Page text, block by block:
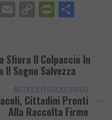
X EmailCopy
Sfiora Il Colpaccio In
Il Sogno Salvezza
ARTICOLO SUCCESSIVO
Cittadini Pronti
Alla Raccolta Firme